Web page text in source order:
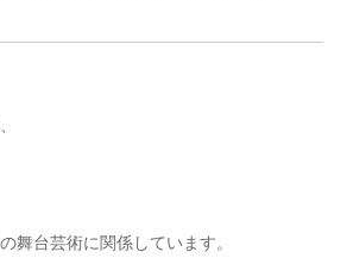
舞台芸術に関係しています。